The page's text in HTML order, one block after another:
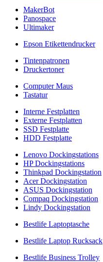
MakerBot
Panospace
Ultimaker
Epson Etikettendrucker
Tintenpatronen
Druckertoner
Computer Maus
Tastatur
Interne Festplatten
Externe Festplatten
SSD Festplatte
HDD Festplatte
Lenovo Dockingstations
HP Dockingstations
Thinkpad Dockingstation
Acer Dockingstation
ASUS Dockingstation
Compaq Dockingstation
Lindy Dockingstation
Bestlife Laptoptasche
Bestlife Laptop Rucksack
Bestlife Business Trolley